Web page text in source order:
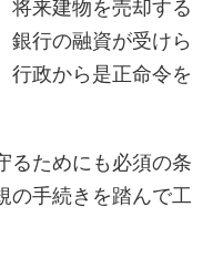
将来建物を売却する
銀行の融資が受けら
行政から是正命令を
るためにも必須の条
の手続きを踏んで工